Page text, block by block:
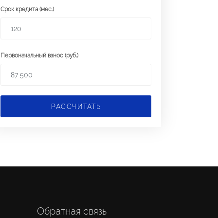
Срок кредита (мес.)
Первоначальный взнос (руб.)
РАССЧИТАТЬ
Обратная связь